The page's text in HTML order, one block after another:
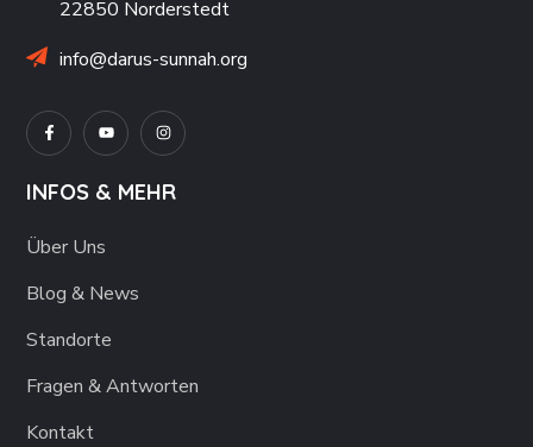
22850 Norderstedt
info@darus-sunnah.org
INFOS & MEHR
Über Uns
Blog & News
Standorte
Fragen & Antworten
Kontakt